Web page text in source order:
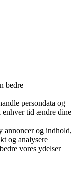
bedre
persondata og
enhver tid ændre dine
annoncer og indhold,
og analysere
vores ydelser